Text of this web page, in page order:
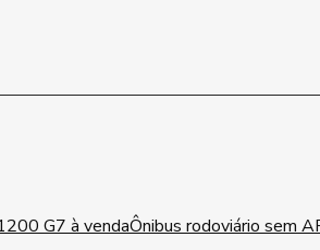
G7 à vendaÔnibus rodoviário sem